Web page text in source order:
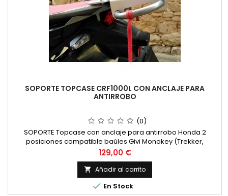
SOPORTE TOPCASE CRF1000L CON ANCLAJE PARA
ANTIRROBO
(0)
SOPORTE Topcase con anclaje para antirrobo Honda 2
posiciones compatible baúles Givi Monokey (Trekker,
Outback, Kappa monokey..) Incluye anclajes Givi. Para
Honda CRF 1000L Africa Twin.
Precio
129,00 €
 Añadir al carrito
 En Stock